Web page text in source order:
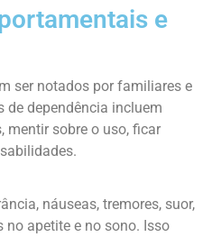
e
ser notados por familiares e
de dependência incluem
mentir sobre o uso, ficar
náuseas, tremores, suor,
apetite e no sono. Isso